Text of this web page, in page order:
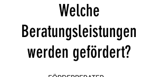
Welche
Beratungsleistungen
werden gefördert?